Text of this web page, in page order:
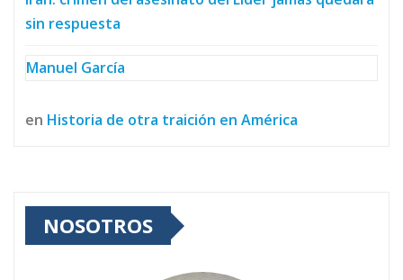
sin respuesta
Manuel García
en Historia de otra traición en América
NOSOTROS